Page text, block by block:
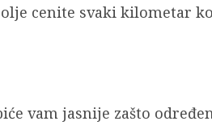
cenite svaki kilometar
vam jasnije zašto